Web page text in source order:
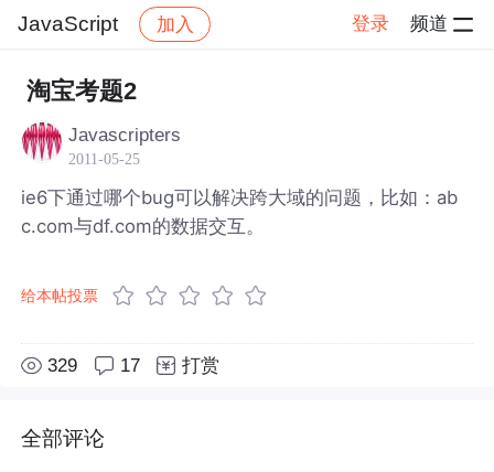
JavaScript 加入 登录 频道
社区 JavaScript
淘宝考题2
Javascripters
2011-05-25
ie6下通过哪个bug可以解决跨大域的问题，比如：ab
c.com与df.com的数据交互。
给本帖投票
329 17 打赏
全部评论